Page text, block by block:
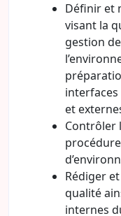
Définir et
visant la
gestion
et
Contrôler
Rédiger
qualité
internes